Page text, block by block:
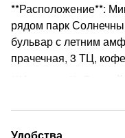
**Расположение**:
рядом парк
бульвар с летним
прачечная, 3 ТЦ,
**Интерьер**:
диван (вместимость до